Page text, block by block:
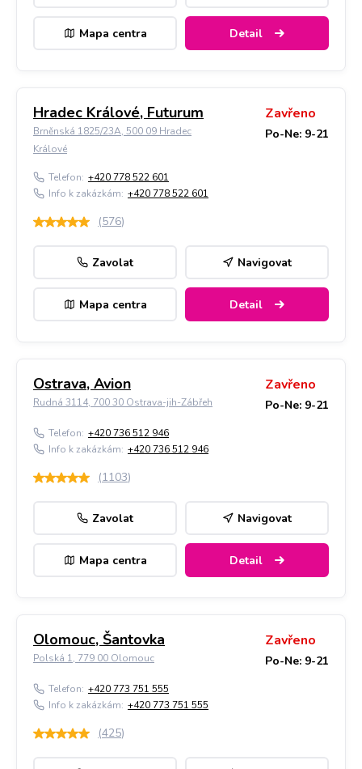
Mapa centra Detail
Hradec Králové, Futurum
Brněnská 1825/23A, 500 09 Hradec
Králové
Zavřeno
Po-Ne: 9-21
Telefon: +420 778 522 601
Info k zakázkám: +420 778 522 601
(576)
Zavolat Navigovat
Mapa centra Detail
Ostrava, Avion
Rudná 3114, 700 30 Ostrava-jih-Zábřeh
Zavřeno
Po-Ne: 9-21
Telefon: +420 736 512 946
Info k zakázkám: +420 736 512 946
(1103)
Zavolat Navigovat
Mapa centra Detail
Olomouc, Šantovka
Polská 1, 779 00 Olomouc
Zavřeno
Po-Ne: 9-21
Telefon: +420 773 751 555
Info k zakázkám: +420 773 751 555
(425)